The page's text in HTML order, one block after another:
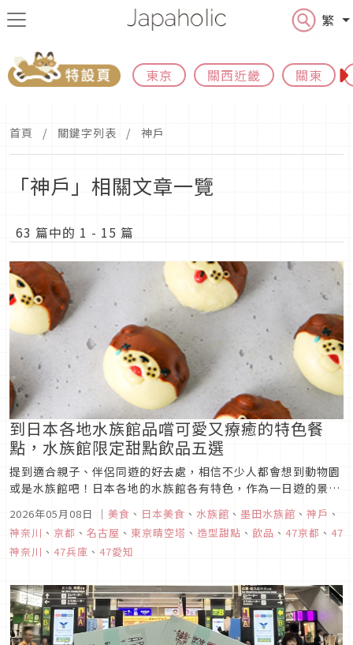
繁
東京 關西近畿 關東
首頁 關鍵字列表 神戶
「神戶」相關文章一覽
63 篇中的 1 - 15 篇
到日本各地水族館品嚐可愛又療癒的特色餐
點，水族館限定甜點飲品五選
提到適合親子、伴侶同遊的好去處，相信不少人都會想到動物園
或是水族館吧！日本各地的水族館各有特色，作為一日遊的景點
來說也是不錯的選擇，而除了在水族館感受近距離探索海洋生物
的樂趣之外，也不妨嚐嚐水族館限定的特色餐點，本次文章特別
整理出五款造型可愛又療癒的水族館限定餐點。有機會到以下五
處水族館一遊時，可別...
2026年05月08日 ｜ 美食 、 日本美食 、 水族館 、 墨田水族館 、 神戶 、
神奈川 、 京都 、 名古屋 、 東京晴空塔 、 造型甜點 、 飲品 、 47京都 、 47
神奈川 、 47兵庫 、 47愛知